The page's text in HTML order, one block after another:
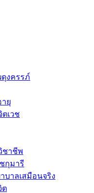
งครรภ์
ยุ
เวช
ชาชีพ
กุมารี
บาลเสมือนจริง
ต